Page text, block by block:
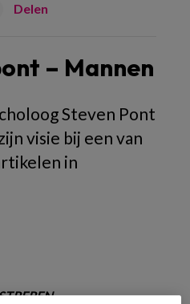
Delen
– Mannen
Steven Pont
visie bij een van
in